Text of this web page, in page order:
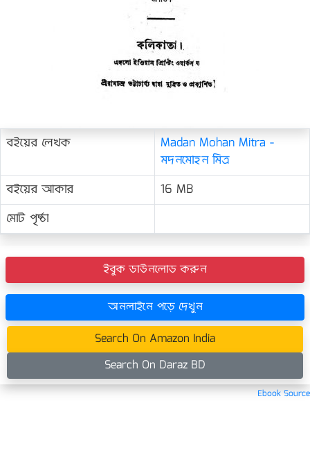
বইয়ের লেখক
Madan Mohan Mitra -
মদনমোহন মিত্র
বইয়ের আকার
16 MB
মোট পৃষ্ঠা
ইবুক ডাউনলোড করুন
অনলাইনে পড়ে দেখুন
Search On Amazon India
Search On Daraz BD
Ebook Source